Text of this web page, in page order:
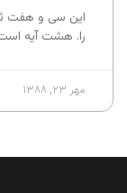
این سی و هفت‌
را. هشت آیه
مهر ۲۳, ۱۳۸۸